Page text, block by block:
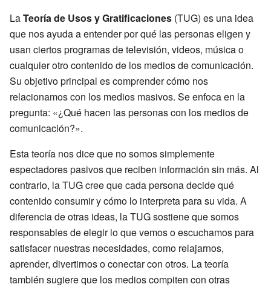
LaTeoría de Usos y Gratificaciones (TUG) es una idea
que nos ayuda a entender por qué las personas eligen y
usan ciertos programas de televisión, videos, música o
cualquier otro contenido de los medios de comunicación.
Su objetivo principal es comprender cómo nos
relacionamos con los medios masivos. Se enfoca en la
pregunta: «¿Qué hacen las personas con los medios de
comunicación?».
Esta teoría nos dice que no somos simplemente
espectadores pasivos que reciben información sin más. Al
contrario, la TUG cree que cada persona decide qué
contenido consumir y cómo lo interpreta para su vida. A
diferencia de otras ideas, la TUG sostiene que somos
responsables de elegir lo que vemos o escuchamos para
satisfacer nuestras necesidades, como relajarnos,
aprender, divertirnos o conectar con otros. La teoría
también sugiere que los medios compiten con otras